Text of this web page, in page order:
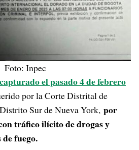
Foto: Inpec
el pasado 4 de febrero
por la Corte Distrital de
Sur de Nueva York, por
tráfico ilícito de drogas y
fuego.